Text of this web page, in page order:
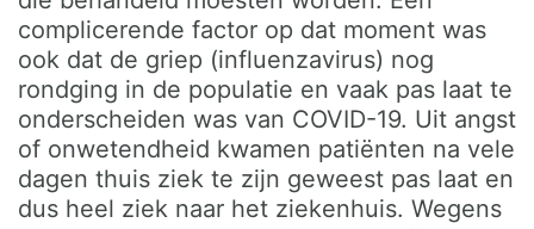
complicerende factor op dat moment was
ook dat de griep (influenzavirus) nog
rondging in de populatie en vaak pas laat te
onderscheiden was van COVID-19. Uit angst
of onwetendheid kwamen patiënten na vele
dagen thuis ziek te zijn geweest pas laat en
dus heel ziek naar het ziekenhuis. Wegens